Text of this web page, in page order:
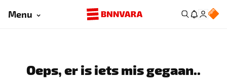
Menu
Oeps, er is iets mis gegaan..